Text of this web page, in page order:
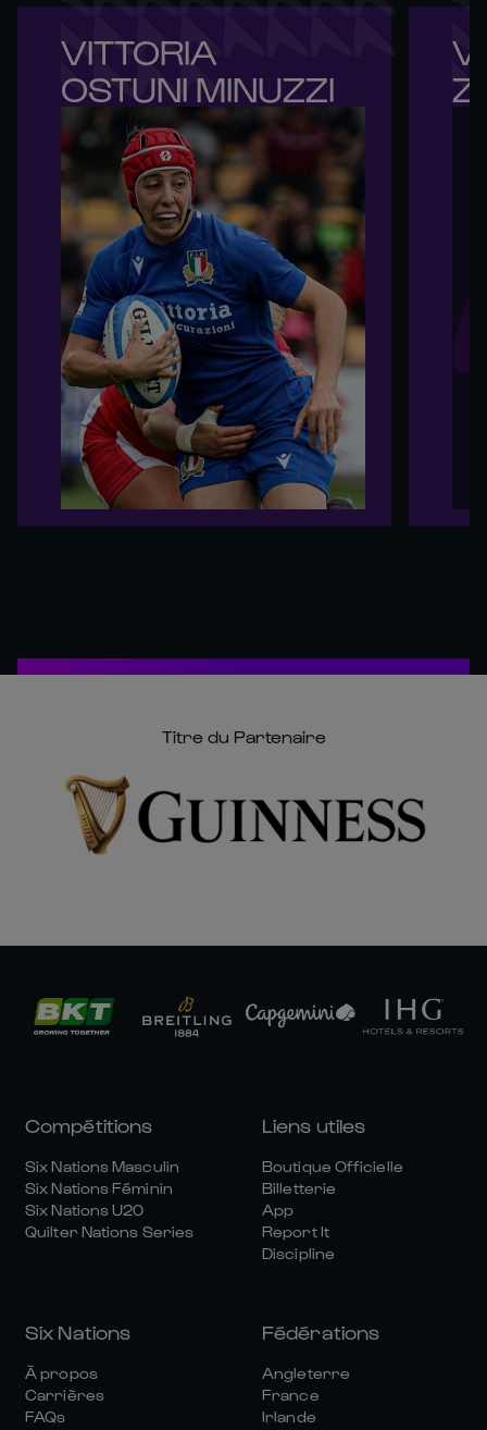
VITTORIA
OSTUNI MINUZZI
Titre du Partenaire
Compétitions
Six Nations Masculin
Six Nations Féminin
Six Nations U20
Quilter Nations Series
Liens utiles
Boutique Officielle
Billetterie
App
Report It
Discipline
Six Nations
À propos
Carrières
FAQs
Fédérations
Angleterre
France
Irlande